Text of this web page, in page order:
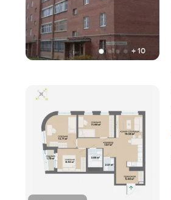
+ 10